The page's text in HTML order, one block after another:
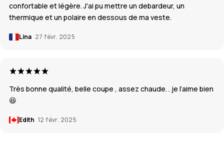
confortable et légère. J'ai pu mettre un debardeur, un
thermique et un polaire en dessous de ma veste.
Lina 27 févr. 2025
Très bonne qualité, belle coupe , assez chaude. . je l’aime bien
😆
Edith 12 févr. 2025